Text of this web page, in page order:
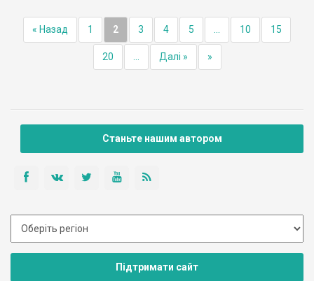
« Назад 1 2 3 4 5 10 15
20 Далі » »
Станьте нашим автором
Підтримати сайт